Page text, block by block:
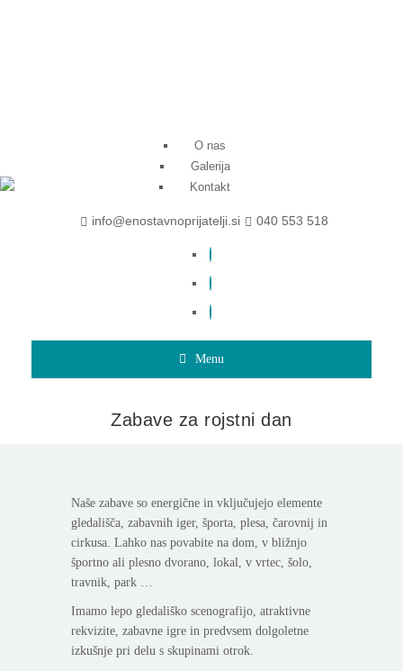
O nas
Galerija
Kontakt
info@enostavnoprijatelji.si 040 553 518
Menu
Zabave za rojstni dan
Naše zabave so energične in vključujejo elemente
gledališča, zabavnih iger, športa, plesa, čarovnij in
cirkusa. Lahko nas povabite na dom, v bližnjo
športno ali plesno dvorano, lokal, v vrtec, šolo,
travnik, park …
Imamo lepo gledališko scenografijo, atraktivne
rekvizite, zabavne igre in predvsem dolgoletne
izkušnje pri delu s skupinami otrok.